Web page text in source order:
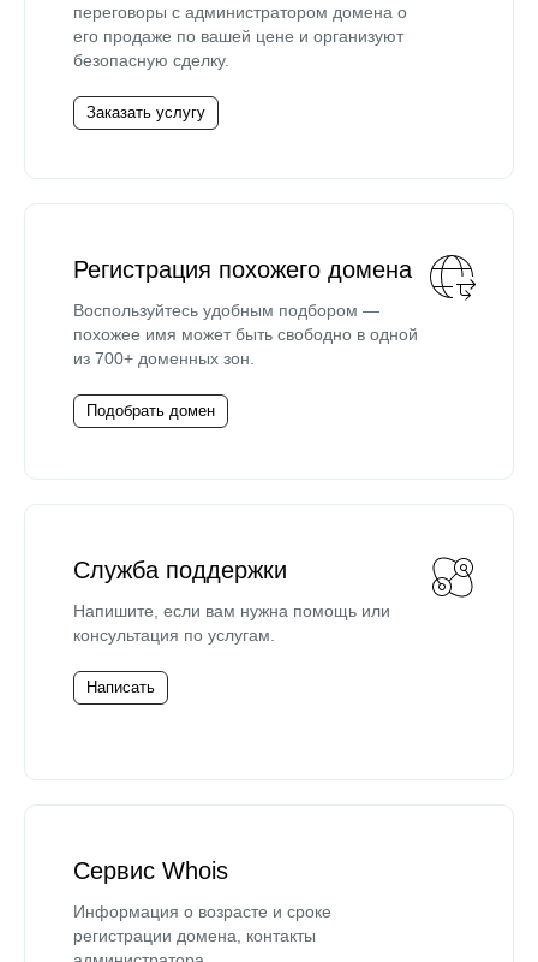
переговоры с администратором домена о
его продаже по вашей цене и организуют
безопасную сделку.
Заказать услугу
Регистрация похожего домена
Воспользуйтесь удобным подбором —
похожее имя может быть свободно в одной
из 700+ доменных зон.
Подобрать домен
Служба поддержки
Напишите, если вам нужна помощь или
консультация по услугам.
Написать
Сервис Whois
Информация о возрасте и сроке
регистрации домена, контакты